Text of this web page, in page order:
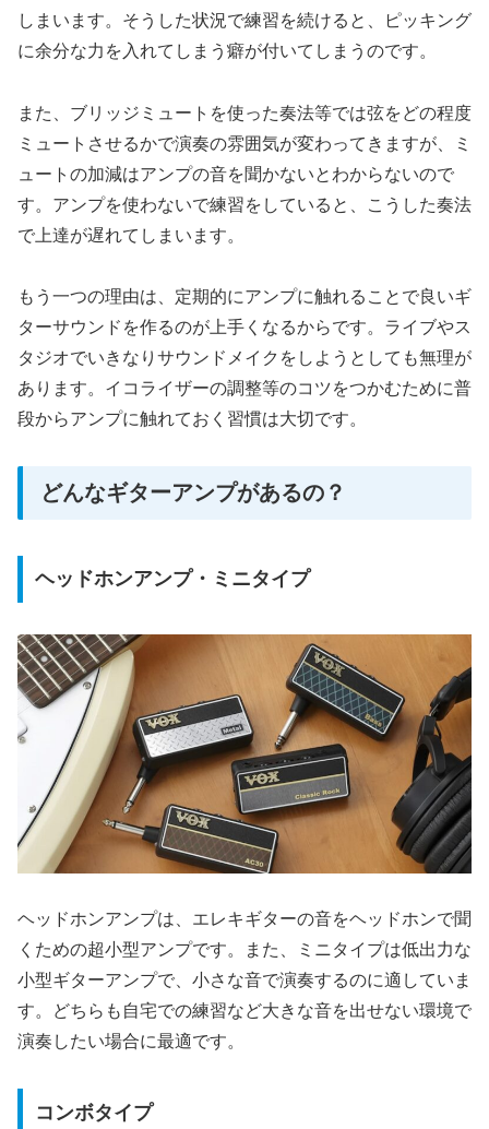
しまいます。そうした状況で練習を続けると、ピッキング
に余分な力を入れてしまう癖が付いてしまうのです。
また、ブリッジミュートを使った奏法等では弦をどの程度
ミュートさせるかで演奏の雰囲気が変わってきますが、ミ
ュートの加減はアンプの音を聞かないとわからないので
す。アンプを使わないで練習をしていると、こうした奏法
で上達が遅れてしまいます。
もう一つの理由は、定期的にアンプに触れることで良いギ
ターサウンドを作るのが上手くなるからです。ライブやス
タジオでいきなりサウンドメイクをしようとしても無理が
あります。イコライザーの調整等のコツをつかむために普
段からアンプに触れておく習慣は大切です。
どんなギターアンプがあるの？
ヘッドホンアンプ・ミニタイプ
ヘッドホンアンプは、エレキギターの音をヘッドホンで聞
くための超小型アンプです。また、ミニタイプは低出力な
小型ギターアンプで、小さな音で演奏するのに適していま
す。どちらも自宅での練習など大きな音を出せない環境で
演奏したい場合に最適です。
コンボタイプ